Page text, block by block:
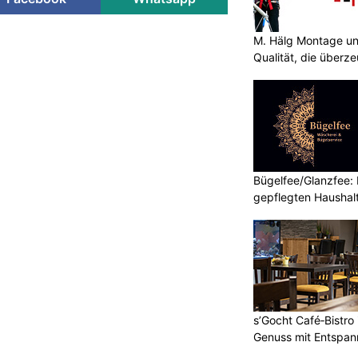
M. Hälg Montage
Qualität, die
Bügelfee/Glanzfee:
gepflegten
s’Gocht
Genuss mit